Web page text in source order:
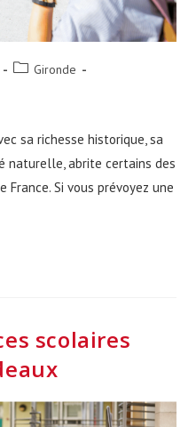
PostGironde
sa richesse historique, sa
abrite certains des
Si vous prévoyez une
scolaires